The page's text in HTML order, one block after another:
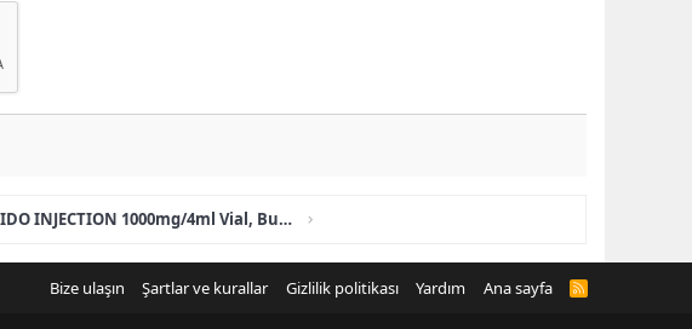
Buy NEBIDO INJECTION 1000mg/4ml Vial, Buy Genotropin 36 IU, Pfizer Genotropin Pen 12mg (36iu), Humatrope lilly 36IU
Bize ulaşın Şartlar ve kurallar Gizlilik politikası Yardım Ana sayfa
R